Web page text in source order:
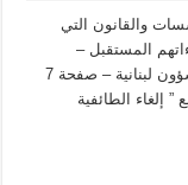
من مسيحية النظام
الانسانية التي تجعل
والقانون التي
المستقبل –
الخميس 26 تشرين الثاني 2009 – العدد 3494 – شؤون لبنانية – صفحة 7
إلغاء الطائفية